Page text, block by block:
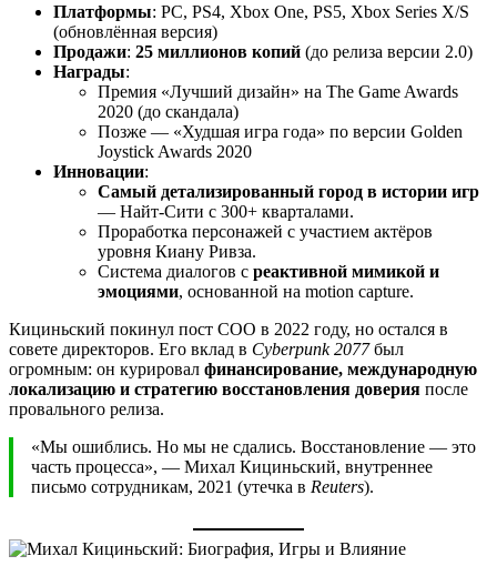
Платформы: PC, PS4, Xbox One, PS5, Xbox Series X/S
(обновлённая версия)
Продажи: 25 миллионов копий (до релиза версии 2.0)
Награды:
Премия «Лучший дизайн» на The Game Awards
2020 (до скандала)
Позже — «Худшая игра года» по версии Golden
Joystick Awards 2020
Инновации:
Самый детализированный город в истории игр
— Найт-Сити с 300+ кварталами.
Проработка персонажей с участием актёров
уровня Киану Ривза.
Система диалогов с реактивной мимикой и
эмоциями, основанной на motion capture.
Кициньский покинул пост COO в 2022 году, но остался в
совете директоров. Его вклад в Cyberpunk 2077был
огромным: он курировал финансирование, международную
локализацию и стратегию восстановления доверия после
провального релиза.
«Мы ошиблись. Но мы не сдались. Восстановление — это
часть процесса», — Михал Кициньский, внутреннее
письмо сотрудникам, 2021 (утечка в Reuters).